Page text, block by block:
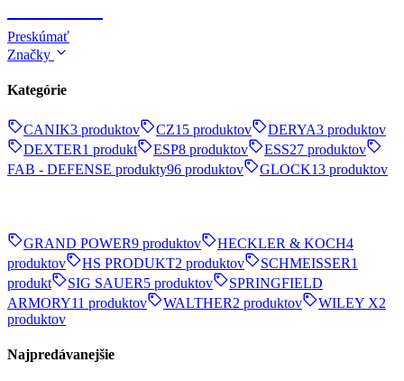
Preskúmať
Značky
Kategórie
CANIK3 produktov CZ15 produktov DERYA3 produktov
DEXTER1 produkt ESP8 produktov ESS27 produktov
FAB - DEFENSE produkty96 produktov GLOCK13 produktov
GRAND POWER9 produktov HECKLER & KOCH4
produktov
HS PRODUKT2 produktov SCHMEISSER1
produkt
SIG SAUER5 produktov
SPRINGFIELD
ARMORY11 produktov WALTHER2 produktov WILEY X2
produktov
Najpredávanejšie